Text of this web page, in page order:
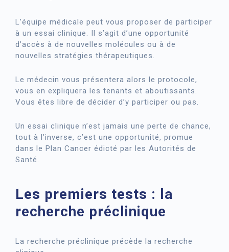
L’équipe médicale peut vous proposer de participer
à un essai clinique. Il s’agit d’une opportunité
d’accès à de nouvelles molécules ou à de
nouvelles stratégies thérapeutiques.
Le médecin vous présentera alors le protocole,
vous en expliquera les tenants et aboutissants.
Vous êtes libre de décider d’y participer ou pas.
Un essai clinique n’est jamais une perte de chance,
tout à l’inverse, c’est une opportunité, promue
dans le Plan Cancer édicté par les Autorités de
Santé.
Les premiers tests : la
recherche préclinique
La recherche préclinique précède la recherche